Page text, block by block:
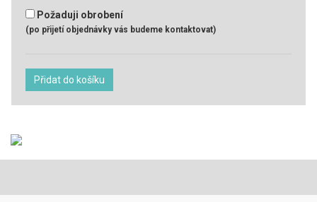
Požaduji obrobení
(po přijetí objednávky vás budeme kontaktovat)
Přidat do košíku